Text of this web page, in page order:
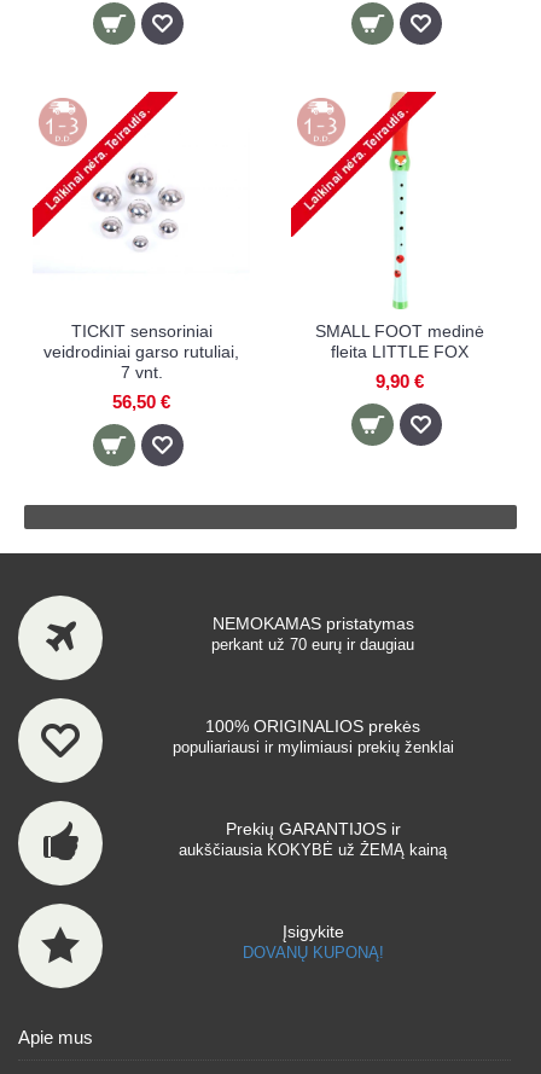
TICKIT sensoriniai
veidrodiniai garso rutuliai,
7 vnt.
56,50 €
SMALL FOOT medinė
fleita LITTLE FOX
9,90 €
NEMOKAMAS pristatymas
perkant už 70 eurų ir daugiau
100% ORIGINALIOS prekės
populiariausi ir mylimiausi prekių ženklai
Prekių GARANTIJOS ir
aukščiausia KOKYBĖ už ŽEMĄ kainą
Įsigykite
DOVANŲ KUPONĄ!
Apie mus